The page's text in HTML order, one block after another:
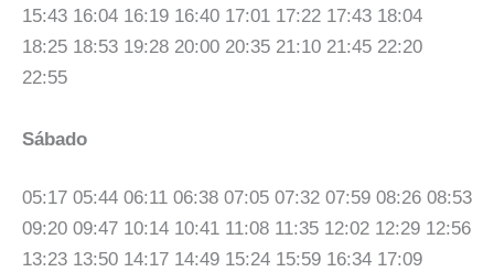
15:43 16:04 16:19 16:40 17:01 17:22 17:43 18:04
18:25 18:53 19:28 20:00 20:35 21:10 21:45 22:20
22:55
Sábado
05:17 05:44 06:11 06:38 07:05 07:32 07:59 08:26 08:53
09:20 09:47 10:14 10:41 11:08 11:35 12:02 12:29 12:56
13:23 13:50 14:17 14:49 15:24 15:59 16:34 17:09